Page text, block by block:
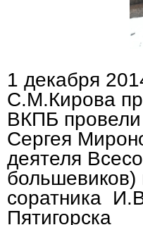
1 декабря
С.М.Кирова
ВКПБ провели
Сергея
деятеля
соратника
Пятигорска